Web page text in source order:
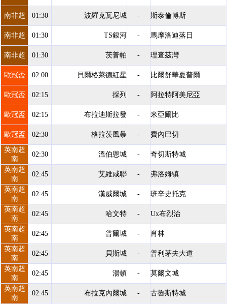
南非超 01:30 波羅克瓦尼城 - 斯泰倫博斯
南非超 01:30 TS銀河 - 馬摩洛迪落日
南非超 01:30 茨普帕 - 理查茲灣
歐冠盃 02:00 貝爾格萊德紅星 - 比爾舒華夏普爾
歐冠盃 02:15 採列 - 阿拉特阿美尼亞
歐冠盃 02:15 布拉迪斯拉發 - 米亞爾比
歐冠盃 02:30 格拉茨風暴 -
費內巴切
英南超
南
02:30 溫伯恩城 -
奇切斯特城
英南超
南
02:45 艾維咸聯 -
弗洛姆镇
英南超
南
02:45 漢威爾城 -
班辛史托克
英南超
南
02:45 哈文特 -
Ux布烈治
英南超
南
02:45 普爾城 -
肖林
英南超
南
02:45 貝斯城 -
普利茅夫大道
英南超
南
02:45 湯頓 -
莫爾文城
英南超
南
02:45 布拉克內爾城 -
古魯斯特城